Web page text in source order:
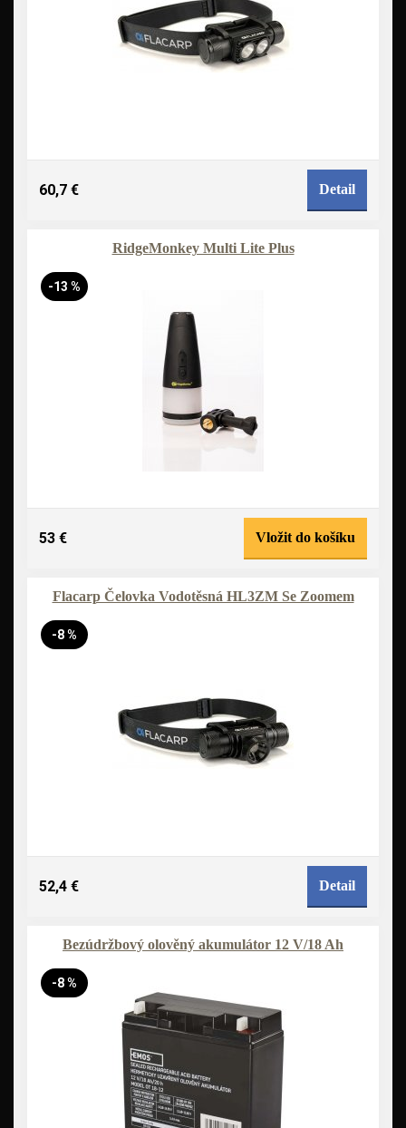
60,7 € Detail
RidgeMonkey Multi Lite Plus
-13 %
53 € Vložit do košíku
Flacarp Čelovka Vodotěsná HL3ZM Se Zoomem
-8 %
52,4 € Detail
Bezúdržbový olověný akumulátor 12 V/18 Ah
-8 %